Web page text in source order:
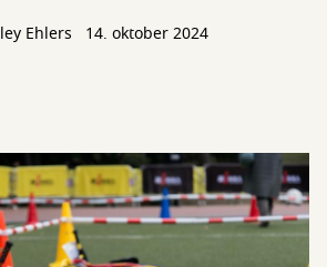
Ehlers 14. oktober 2024